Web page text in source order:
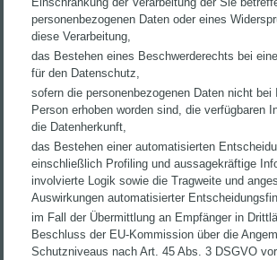
personenbezogenen Daten oder eines
diese Verarbeitung,
das Bestehen eines Beschwerderechts bei
für den Datenschutz,
sofern die personenbezogenen Daten nicht bei
Person erhoben worden sind, die verfügbaren
die Datenherkunft,
das Bestehen einer automatisierten
einschließlich Profiling und aussagekräftige
involvierte Logik sowie die Tragweite und
Auswirkungen automatisierter
im Fall der Übermittlung an Empfänger in
Beschluss der EU-Kommission über die
Schutzniveaus nach Art. 45 Abs. 3 DSGVO